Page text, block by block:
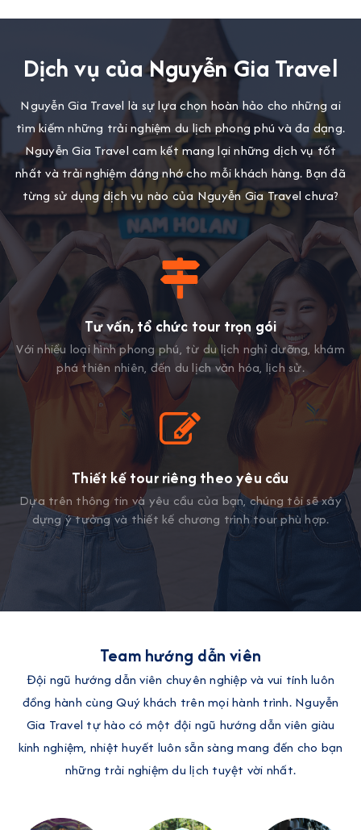
Dịch vụ của Nguyễn Gia Travel
Nguyễn Gia Travel là sự lựa chọn hoàn hảo cho những ai
tìm kiếm những trải nghiệm du lịch phong phú và đa dạng.
Nguyễn Gia Travel cam kết mang lại những dịch vụ tốt
nhất và trải nghiệm đáng nhớ cho mỗi khách hàng. Bạn đã
từng sử dụng dịch vụ nào của Nguyễn Gia Travel chưa?
Tư vấn, tổ chức tour trọn gói
Với nhiều loại hình phong phú, từ du lịch nghỉ dưỡng, khám
phá thiên nhiên, đến du lịch văn hóa, lịch sử.
Thiết kế tour riêng theo yêu cầu
Dựa trên thông tin và yêu cầu của bạn, chúng tôi sẽ xây
dựng ý tưởng và thiết kế chương trình tour phù hợp.
Team hướng dẫn viên
Đội ngũ hướng dẫn viên chuyên nghiệp và vui tính luôn
đồng hành cùng Quý khách trên mọi hành trình. Nguyễn
Gia Travel tự hào có một đội ngũ hướng dẫn viên giàu
kinh nghiệm, nhiệt huyết luôn sẵn sàng mang đến cho bạn
những trải nghiệm du lịch tuyệt vời nhất.